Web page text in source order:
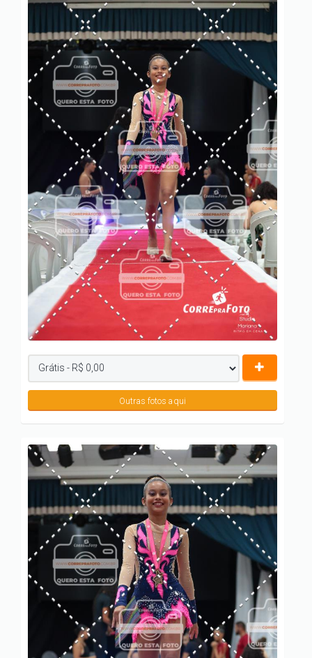
Outras fotos aqui